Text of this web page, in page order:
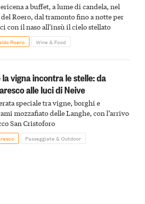
a buffet, a lume di candela, nel
Roero, dal tramonto fino a notte per
con il naso all'insù il cielo stellato
Roero Wine & Food
la vigna incontra le stelle: da
alle luci di Neive
speciale tra vigne, borghi e
mozzafiato delle Langhe, con l’arrivo
San Cristoforo
Passeggiate & Outdoor